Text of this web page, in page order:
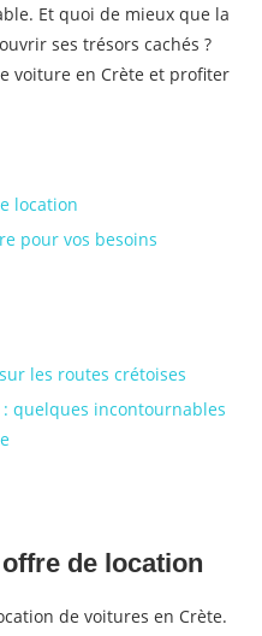
Et quoi de mieux que la
ses trésors cachés ?
voiture en Crète et profiter
location
pour vos besoins
les routes crétoises
quelques incontournables
de location
de voitures en Crète.